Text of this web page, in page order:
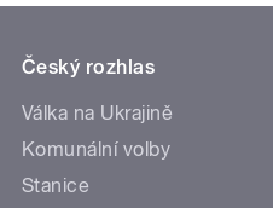
Český rozhlas
Válka na Ukrajině
Komunální volby
Stanice